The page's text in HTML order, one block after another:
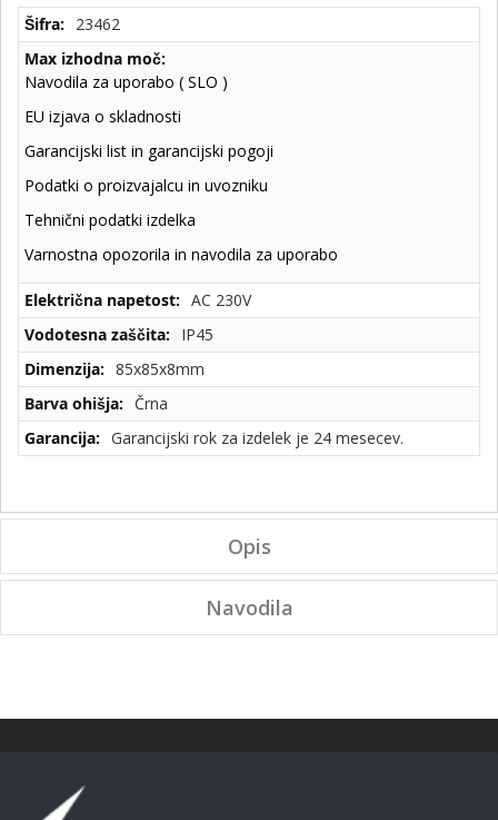
Tehnične
specifikacije
23462
Navodila za uporabo ( SLO )
EU izjava o skladnosti
Garancijski list in garancijski pogoji
Podatki o proizvajalcu in uvozniku
Tehnični podatki izdelka
Varnostna opozorila in navodila za uporabo
AC 230V
IP45
85x85x8mm
Črna
Garancijski rok za izdelek je 24 mesecev.
Opis
Navodila